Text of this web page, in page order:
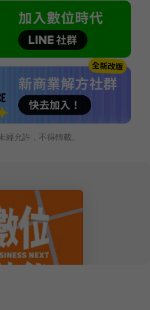
經允許，不得轉載。